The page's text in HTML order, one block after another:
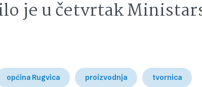
je u četvrtak
općina Rugvica proizvodnja tvornica